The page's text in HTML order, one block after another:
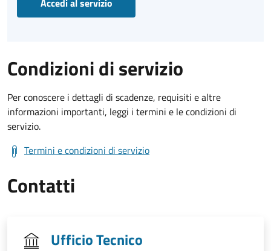
Condizioni di servizio
Per conoscere i dettagli di scadenze, requisiti e altre
informazioni importanti, leggi i termini e le condizioni di
servizio.
Termini e condizioni di servizio
Contatti
Ufficio Tecnico